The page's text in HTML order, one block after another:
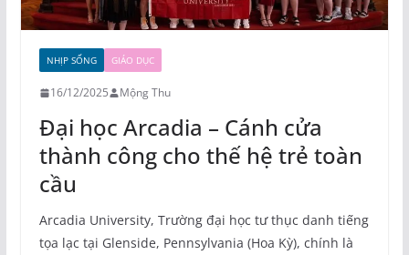
NHỊP SỐNG GIÁO DỤC
16/12/2025 Mộng Thu
Đại học Arcadia – Cánh cửa
thành công cho thế hệ trẻ toàn
cầu
Arcadia University, Trường đại học tư thục danh tiếng
tọa lạc tại Glenside, Pennsylvania (Hoa Kỳ), chính là